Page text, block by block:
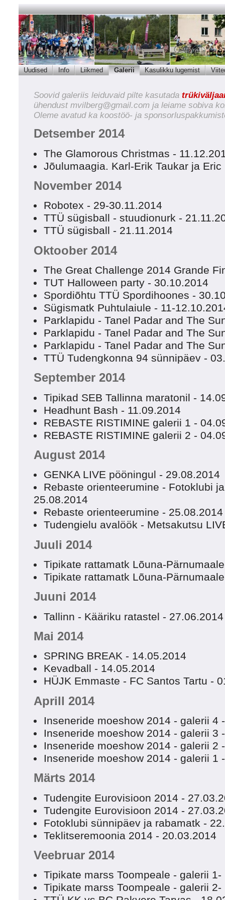
Uudised Info Liikmed Galerii Kasulikku lugemist
Soovid galeriis leiduvaid pilte kasutada
ühendust mvilberg@gmail.com ja leiame sobiva
Oleme avatud ka koostöö- ja
Detsember 2014
The Glamorous Christmas -
Jõulumaagia. Karl-Erik Taukar ja
November 2014
Robotex - 29-30.11.2014
TTÜ sügisball - stuudionurk -
TTÜ sügisball - 21.11.2014
Oktoober 2014
The Great Challenge 2014 Grande
TUT Halloween party - 30.10.2014
Spordiõhtu TTÜ Spordihoones -
Sügismatk Puhtulaiule - 11-
Parklapidu - Tanel Padar and The
Parklapidu - Tanel Padar and The
Parklapidu - Tanel Padar and The
TTÜ Tudengkonna 94 sünnipäev -
September 2014
Tipikad SEB Tallinna maratonil -
Headhunt Bash - 11.09.2014
REBASTE RISTIMINE galerii 1 -
REBASTE RISTIMINE galerii 2 -
August 2014
GENKA LIVE pööningul - 29.08.2014
Rebaste orienteerumine - Fotoklubi
25.08.2014
Rebaste orienteerumine - 25.08.2014
Tudengielu avalöök - Metsakutsu
Juuli 2014
Tipikate rattamatk Lõuna-
Tipikate rattamatk Lõuna-
Juuni 2014
Tallinn - Kääriku ratastel - 27.06.2014
Mai 2014
SPRING BREAK - 14.05.2014
Kevadball - 14.05.2014
HÜJK Emmaste - FC Santos Tartu -
Aprill 2014
Inseneride moeshow 2014 - galerii 4
Inseneride moeshow 2014 - galerii 3
Inseneride moeshow 2014 - galerii 2
Inseneride moeshow 2014 - galerii 1
Märts 2014
Tudengite Eurovisioon 2014 -
Tudengite Eurovisioon 2014 -
Fotoklubi sünnipäev ja rabamatk -
Teklitseremoonia 2014 - 20.03.2014
Veebruar 2014
Tipikate marss Toompeale - galerii
Tipikate marss Toompeale - galerii